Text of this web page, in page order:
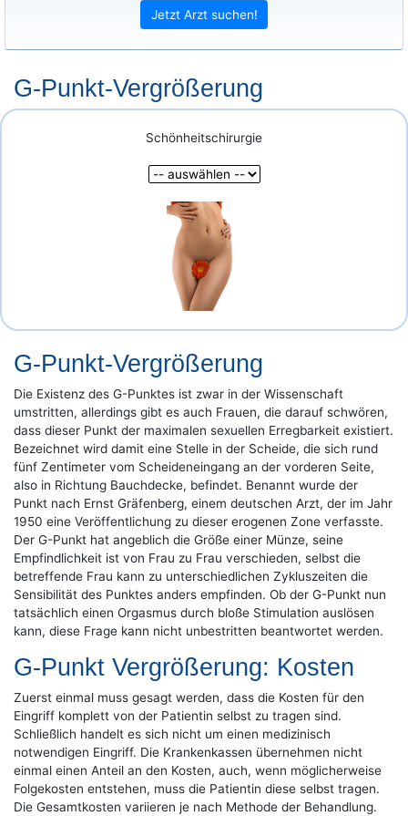
Jetzt Arzt suchen!
G-Punkt-Vergrößerung
Schönheitschirurgie
G-Punkt-Vergrößerung
Die Existenz des G-Punktes ist zwar in der Wissenschaft
umstritten, allerdings gibt es auch Frauen, die darauf schwören,
dass dieser Punkt der maximalen sexuellen Erregbarkeit existiert.
Bezeichnet wird damit eine Stelle in der Scheide, die sich rund
fünf Zentimeter vom Scheideneingang an der vorderen Seite,
also in Richtung Bauchdecke, befindet. Benannt wurde der
Punkt nach Ernst Gräfenberg, einem deutschen Arzt, der im Jahr
1950 eine Veröffentlichung zu dieser erogenen Zone verfasste.
Der G-Punkt hat angeblich die Größe einer Münze, seine
Empfindlichkeit ist von Frau zu Frau verschieden, selbst die
betreffende Frau kann zu unterschiedlichen Zykluszeiten die
Sensibilität des Punktes anders empfinden. Ob der G-Punkt nun
tatsächlich einen Orgasmus durch bloße Stimulation auslösen
kann, diese Frage kann nicht unbestritten beantwortet werden.
G-Punkt Vergrößerung: Kosten
Zuerst einmal muss gesagt werden, dass die Kosten für den
Eingriff komplett von der Patientin selbst zu tragen sind.
Schließlich handelt es sich nicht um einen medizinisch
notwendigen Eingriff. Die Krankenkassen übernehmen nicht
einmal einen Anteil an den Kosten, auch, wenn möglicherweise
Folgekosten entstehen, muss die Patientin diese selbst tragen.
Die Gesamtkosten variieren je nach Methode der Behandlung.